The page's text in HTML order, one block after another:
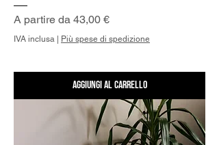
A partire da 43,00 €
Prezzo scontato
IVA inclusa | Più spese di spedizione
Aggiungi al carrello